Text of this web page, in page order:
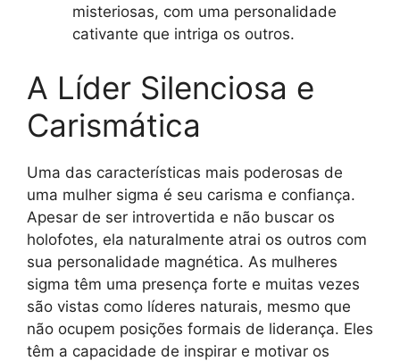
misteriosas, com uma personalidade
cativante que intriga os outros.
A Líder Silenciosa e
Carismática
Uma das características mais poderosas de
uma mulher sigma é seu carisma e confiança.
Apesar de ser introvertida e não buscar os
holofotes, ela naturalmente atrai os outros com
sua personalidade magnética. As mulheres
sigma têm uma presença forte e muitas vezes
são vistas como líderes naturais, mesmo que
não ocupem posições formais de liderança. Eles
têm a capacidade de inspirar e motivar os